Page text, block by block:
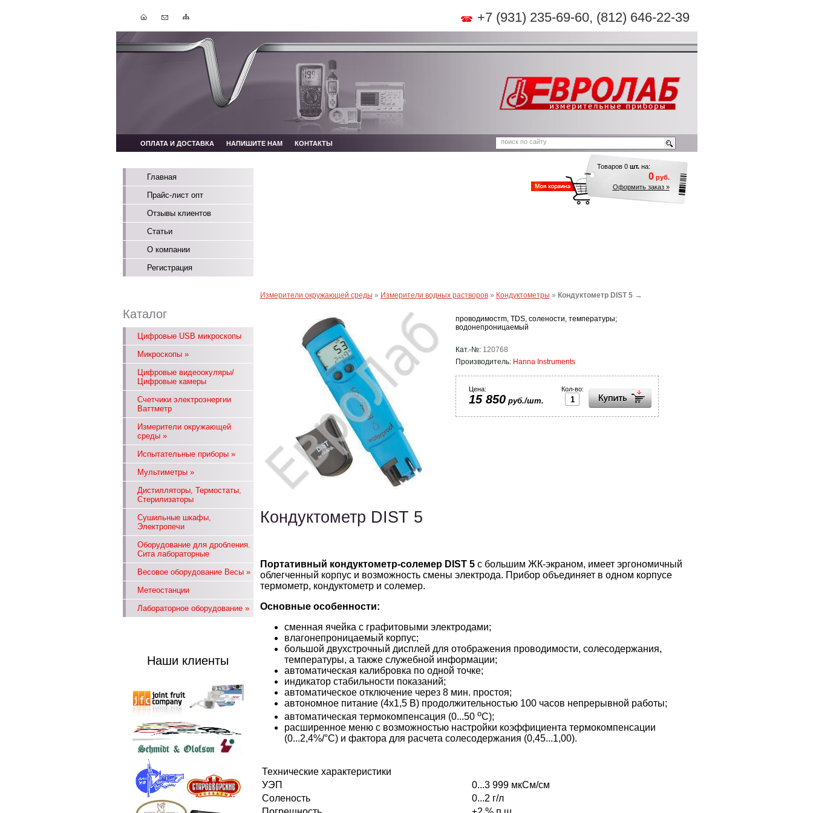
+7 (931) 235-69-60, (812) 646-22-39
Товаров 0 шт.на:
0 руб.
Оформить заказ »
ОПЛАТА И ДОСТАВКА НАПИШИТЕ НАМ КОНТАКТЫ
Главная
Прайс-лист опт
Отзывы клиентов
Статьи
О компании
Регистрация
Каталог
Цифровые USB микроскопы
Микроскопы»
Цифровые видеоокуляры/
Цифровые камеры
Счетчики электроэнергии
Ваттметр
Измерители окружающей
среды»
Испытательные приборы»
Мультиметры»
Дистилляторы, Термостаты,
Стерилизаторы
Сушильные шкафы,
Электропечи
Оборудование для дробления.
Сита лабораторные
Весовое оборудование Весы»
Метеостанции
Лабораторное оборудование»
Наши клиенты
Измерители окружающей среды » Измерители водных растворов» Кондуктометры » Кондуктометр DIST 5 →
проводимостm, TDS, солености, температуры;
водонепроницаемый
Кат.-№: 120768
Производитель: Hanna Instruments
Кол-во:
Цена:
15 850руб./шт.
Кондуктометр DIST 5
Портативный кондуктометр-солемер DIST 5с большим ЖК-экраном, имеет эргономичный
облегченный корпус и возможность смены электрода. Прибор объединяет в одном корпусе
термометр, кондуктометр и солемер.
Основные особенности:
сменная ячейка с графитовыми электродами;
влагонепроницаемый корпус;
большой двухстрочный дисплей для отображения проводимости, солесодержания,
температуры, а также служебной информации;
автоматическая калибровка по одной точке;
индикатор стабильности показаний;
автоматическое отключение через 8 мин. простоя;
автономное питание (4х1,5 В) продолжительностью 100 часов непрерывной работы;
автоматическая термокомпенсация (0...50 оС);
расширенное меню с возможностью настройки коэффициента термокомпенсации
(0...2,4%/°C) и фактора для расчета солесодержания (0,45...1,00).
Технические характеристики
УЭП
0...3 999 мкСм/см
Соленость
0...2 г/л